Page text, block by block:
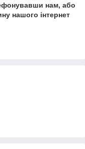
нам, або
нашого інтернет